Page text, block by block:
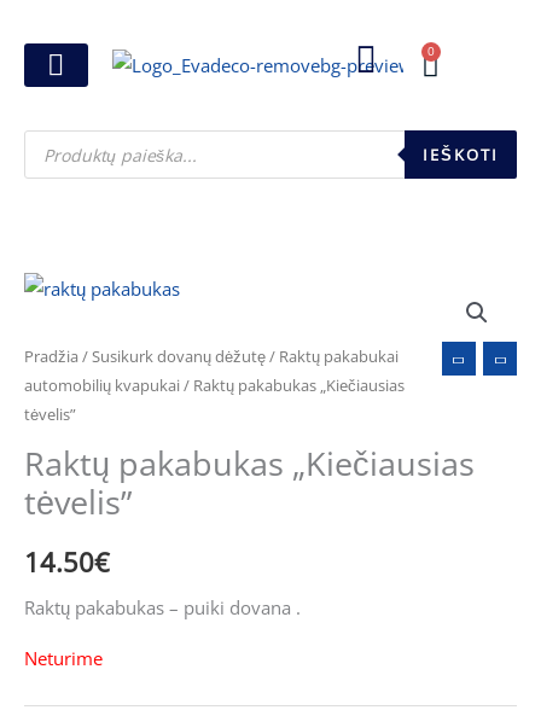
prie
turinio
0
Cart
Products
search IEŠKOTI
Pradžia / Susikurk dovanų dėžutę/ Raktų pakabukai
automobilių kvapukai/ Raktų pakabukas „Kiečiausias
tėvelis”
Raktų pakabukas „Kiečiausias
tėvelis”
14.50€
Raktų pakabukas – puiki dovana .
Neturime